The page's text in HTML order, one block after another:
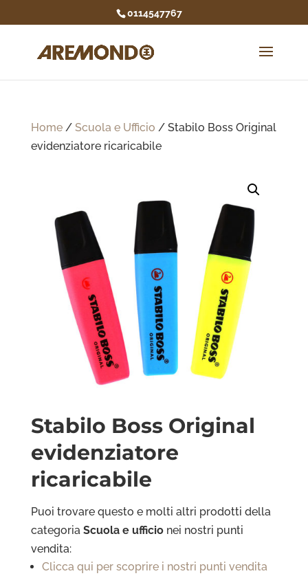
0114547767
Home/ Scuola e Ufficio / Stabilo Boss Original
evidenziatore ricaricabile
Stabilo Boss Original
evidenziatore
ricaricabile
Puoi trovare questo e molti altri prodotti della
categoria Scuola e ufficio nei nostri punti
vendita:
Clicca qui per scoprire i nostri punti vendita